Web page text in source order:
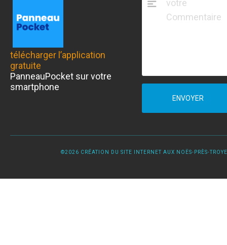
télécharger l’application
gratuite
PanneauPocket sur votre
smartphone
ENVOYER
©2026 CRÉATION DU SITE INTERNET AUX NOËS-PRÈS-